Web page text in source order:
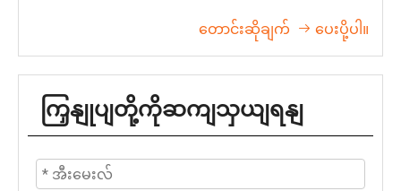
တောင်းဆိုချက်  ပေးပို့ပါ။
ကြှနျုပျတို့ကိုဆကျသှယျရနျ